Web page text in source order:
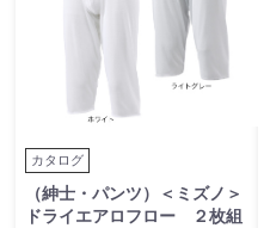
カタログ
（紳士・パンツ）＜ミズノ＞
ドライエアロフロー ２枚組